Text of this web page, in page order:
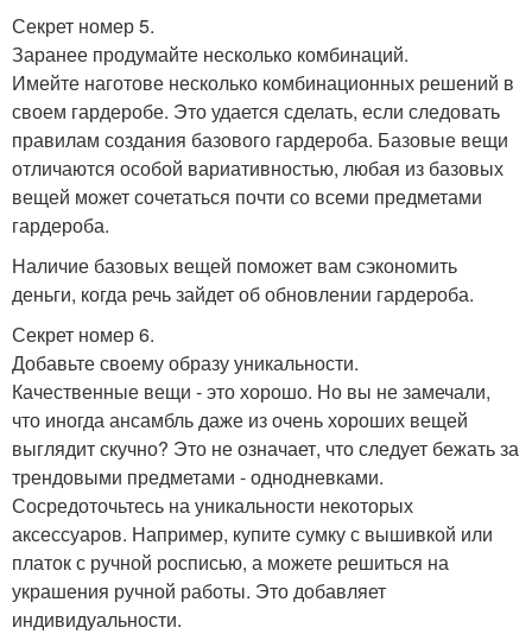
Секрет номер 5.
Заранее продумайте несколько комбинаций.
Имейте наготове несколько комбинационных решений в
своем гардеробе. Это удается сделать, если следовать
правилам создания базового гардероба. Базовые вещи
отличаются особой вариативностью, любая из базовых
вещей может сочетаться почти со всеми предметами
гардероба.
Наличие базовых вещей поможет вам сэкономить
деньги, когда речь зайдет об обновлении гардероба.
Секрет номер 6.
Добавьте своему образу уникальности.
Качественные вещи - это хорошо. Но вы не замечали,
что иногда ансамбль даже из очень хороших вещей
выглядит скучно? Это не означает, что следует бежать за
трендовыми предметами - однодневками.
Сосредоточьтесь на уникальности некоторых
аксессуаров. Например, купите сумку с вышивкой или
платок с ручной росписью, а можете решиться на
украшения ручной работы. Это добавляет
индивидуальности.